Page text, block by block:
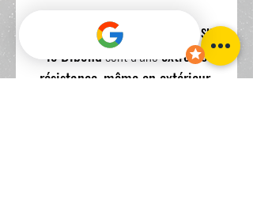
impressions directement sur
le Dibondsont d’uneextrême
résistance même en extérieur,